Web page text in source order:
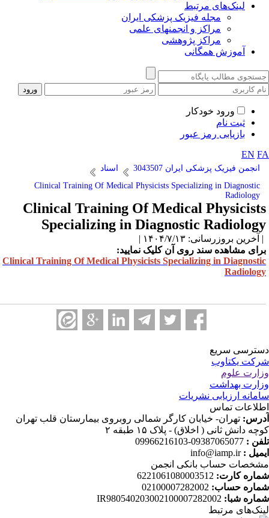
لینک‌های مرتبط
مجله فیزیک پزشکی ایران
مراکز و انجمنهای علمی
مراکز پژوهشی
آموزش همگانی
ورود خودکار
ثبت نام
بازیابی رمز عبور
EN
انجمن فیزیک پزشکی ایران 3043507
اسناد
Clinical Training Of Medical Physicists Specializing in Diagnostic
Radiology
Clinical Training Of Medical
Specializing in Diagnostic
بروزرسانی: ۱۴۰۴/۷/۱۳ |
مشاهده سند روی آن کلیک نمایید:
Clinical Training Of Medical Physicists Specializing in
سریع
یکتاوب
علوم
بهداشت
ارزیابی نشریات
تماس
تهران- خیابان کارگر شمالی روبروی بیمارستان قلب تهران
دانش ثانی ( اخلاق) - پلاک ۱۵ طبقه ۲
:
09387065077-09966216103
:
info@iamp.ir
حساب بانکی انجمن
کارت:6221061080003512
حساب:02100007282002
شبا:IR980540203002100007282002
مرتبط